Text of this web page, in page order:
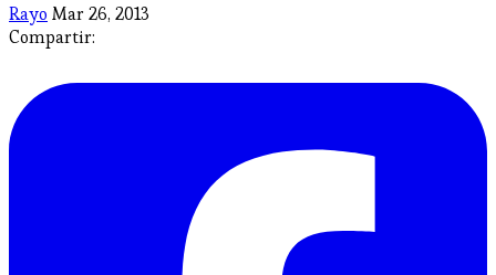
Rayo Mar 26, 2013
Compartir: